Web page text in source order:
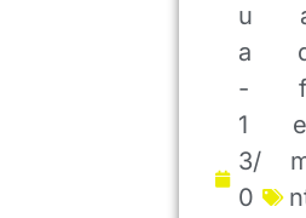
u
a
-
1
3/
0